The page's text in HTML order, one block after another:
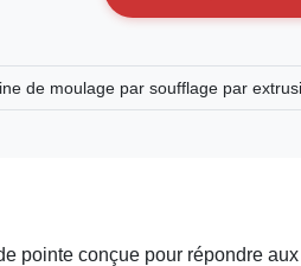
de moulage par soufflage par
pointe conçue pour répondre aux